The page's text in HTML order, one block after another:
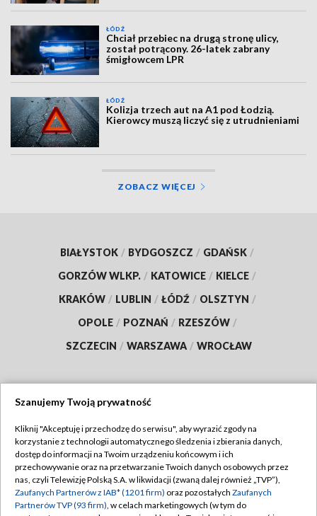
ŁÓDŹ
Chciał przebiec na drugą stronę ulicy,
został potrącony. 26-latek zabrany
śmigłowcem LPR
ŁÓDŹ
Kolizja trzech aut na A1 pod Łodzią.
Kierowcy muszą liczyć się z utrudnieniami
ZOBACZ WIĘCEJ
BIAŁYSTOK / BYDGOSZCZ / GDAŃSK /
GORZÓW WLKP. / KATOWICE / KIELCE /
KRAKÓW / LUBLIN / ŁÓDŹ / OLSZTYN /
OPOLE / POZNAŃ / RZESZÓW /
SZCZECIN / WARSZAWA / WROCŁAW
TVP
Abonament TVP
Emisja w TVP
Centrum informacji TVP
Regulamin TVP
Polityka prywatności
Szanujemy Twoją prywatność
Kliknij "Akceptuję i przechodzę do serwisu", aby wyrazić zgody na
korzystanie z technologii automatycznego śledzenia i zbierania danych,
dostęp do informacji na Twoim urządzeniu końcowym i ich
przechowywanie oraz na przetwarzanie Twoich danych osobowych przez
nas, czyli Telewizję Polską S.A. w likwidacji (zwaną dalej również „TVP”),
Zaufanych Partnerów z IAB* (1201 firm) oraz pozostałych Zaufanych
Partnerów TVP (93 firm), w celach marketingowych (w tym do